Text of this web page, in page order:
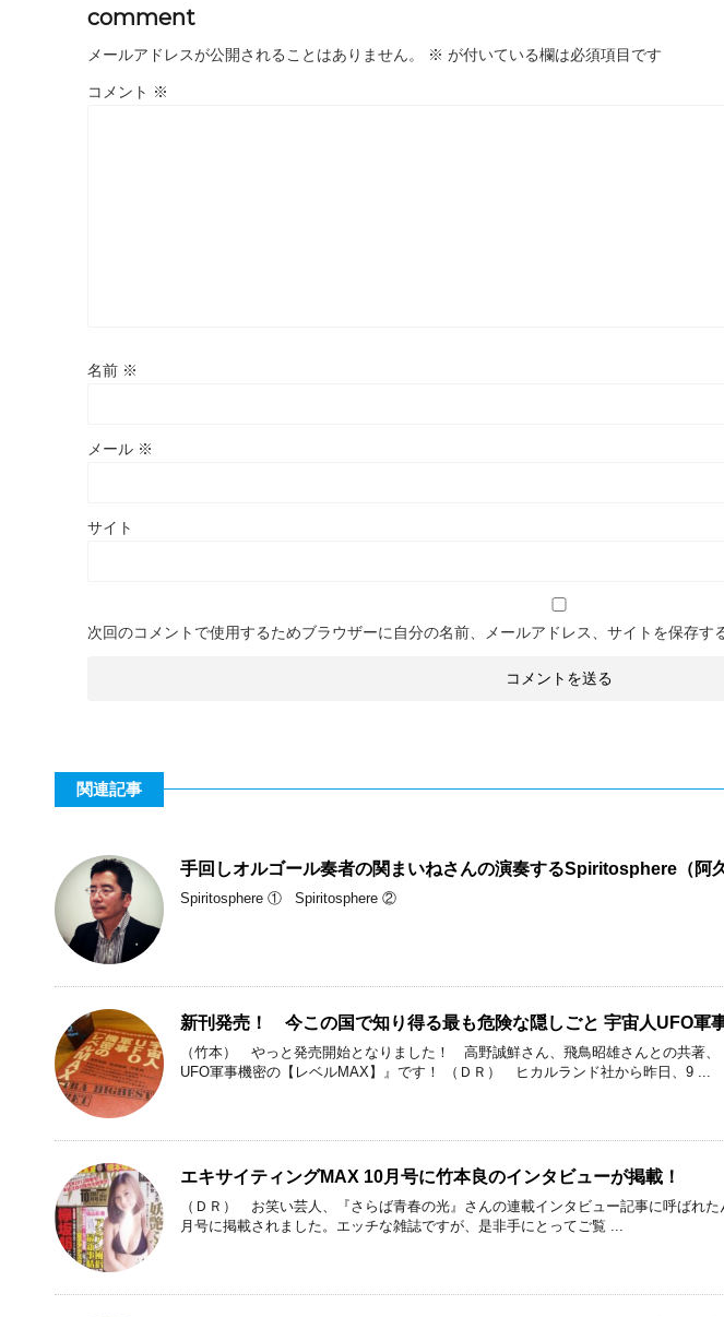
comment
メールアドレスが公開されることはありません。 ※ が付いている欄は必須項目です
コメント ※
名前 ※
メール ※
サイト
次回のコメントで使用するためブラウザーに自分の名前、メールアドレス、サイトを保存する
関連記事
手回しオルゴール奏者の関まいねさんの演奏するSpiritosphere（阿
Spiritosphere ① Spiritosphere ②
新刊発売！ 今この国で知り得る最も危険な隠しごと 宇宙人UFO軍
（竹本） やっと発売開始となりました！ 高野誠鮮さん、飛鳥昭雄さんとの共著
UFO軍事機密の【レベルMAX】』です！ （ＤＲ） ヒカルランド社から昨日、9 ...
エキサイティングMAX 10月号に竹本良のインタビューが掲載！
（ＤＲ） お笑い芸人、『さらば青春の光』さんの連載インタビュー記事に呼ばれ
月号に掲載されました。エッチな雑誌ですが、是非手にとってご覧 ...